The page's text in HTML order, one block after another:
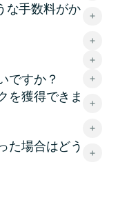
手数料がか
ですか？
を獲得できま
た場合はどう